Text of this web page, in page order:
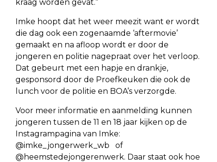
kraag worden gevat.”
Imke hoopt dat het weer meezit want er wordt
die dag ook een zogenaamde ‘aftermovie’
gemaakt en na afloop wordt er door de
jongeren en politie nagepraat over het verloop.
Dat gebeurt met een hapje en drankje,
gesponsord door de Proefkeuken die ook de
lunch voor de politie en BOA’s verzorgde.
Voor meer informatie en aanmelding kunnen
jongeren tussen de 11 en 18 jaar kijken op de
Instagrampagina van Imke:
@imke_jongerwerk_wb of
@heemstedejongerenwerk. Daar staat ook hoe